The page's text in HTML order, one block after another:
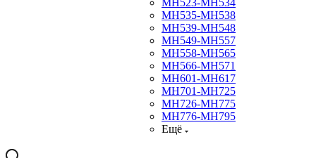
МН523-МН534
МН535-МН538
МН539-МН548
МН549-МН557
МН558-МН565
МН566-МН571
МН601-МН617
МН701-МН725
МН726-МН775
МН776-МН795
Ещё